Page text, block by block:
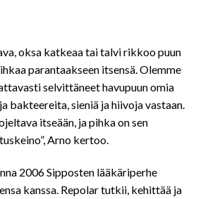
oksa katkeaa tai talvi rikkoo puun
parantaakseen itsensä. Olemme
selvittäneet havupuun omia
bakteereita, sieniä ja hiivoja vastaan.
itseään, ja pihka on sen
Arno kertoo.
2006 Sipposten lääkäriperhe
kanssa. Repolar tutkii, kehittää ja